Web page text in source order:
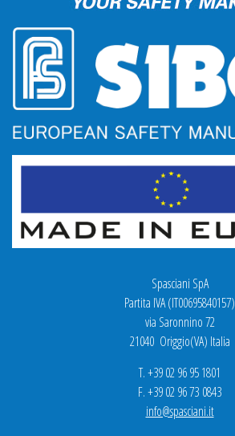
Spasciani SpA
Partita IVA (IT00695840157)
via Saronnino 72
21040 Origgio(VA) Italia
T. +39 02 96 95 1801
F. +39 02 96 73 0843
info@spasciani.it